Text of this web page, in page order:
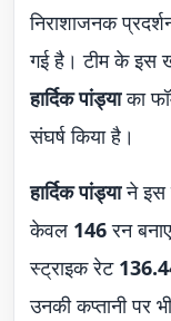
निराशाजनक
गई है। टीम के इस
हार्दिक पांड्याका
संघर्ष किया है।
हार्दिक पांड्याने इस
केवल 146रन
स्ट्राइक रेट
उनकी कप्तानी पर